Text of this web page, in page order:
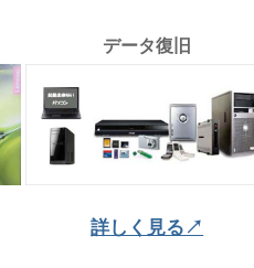
データ復旧
詳しく見る↗